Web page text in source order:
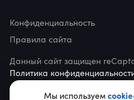
Мы используем
© 2026 ppc.world
Данный сайт защищен
Политика
Конфиденциальность
Правила сайта